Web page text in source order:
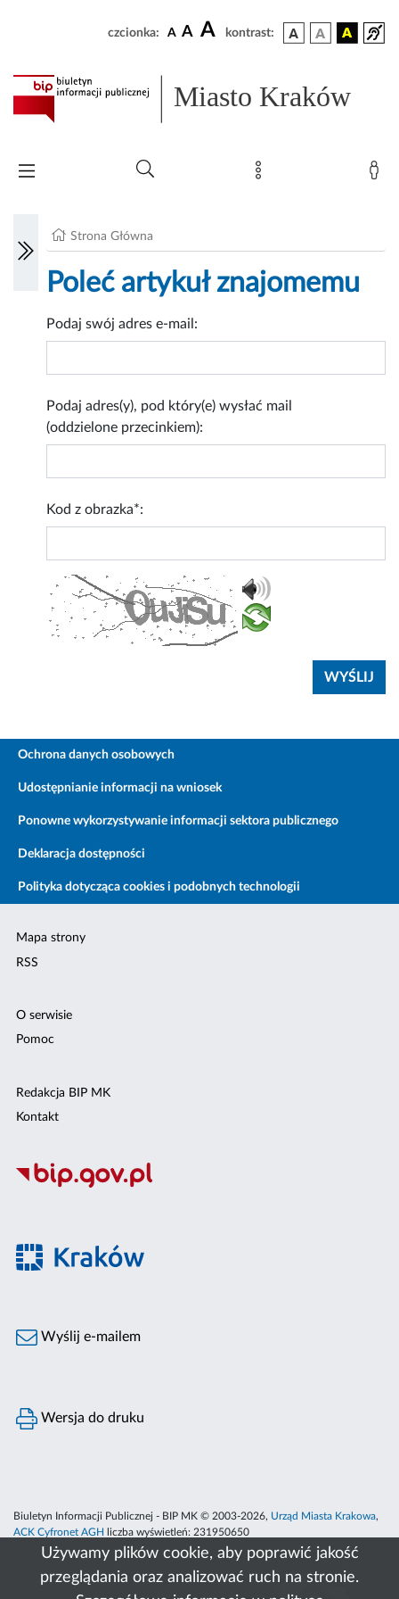
Używamy plików cookie, aby poprawić jakość
przeglądania oraz analizować ruch na stronie.
czcionka: A A A kontrast:
Miasto Kraków
Strona Główna
Poleć artykuł znajomemu
Podaj swój adres e-mail:
Podaj adres(y), pod który(e) wysłać mail
(oddzielone przecinkiem):
Kod z obrazka*:
Ochrona danych osobowych
Udostępnianie informacji na wniosek
Ponowne wykorzystywanie informacji sektora publicznego
Deklaracja dostępności
Polityka dotycząca cookies i podobnych technologii
Mapa strony
RSS
O serwisie
Pomoc
Redakcja BIP MK
Kontakt
Wyślij e-mailem
Wersja do druku
Biuletyn Informacji Publicznej - BIP MK © 2003-2026, Urząd Miasta Krakowa,
ACK Cyfronet AGH
liczba wyświetleń: 231950650